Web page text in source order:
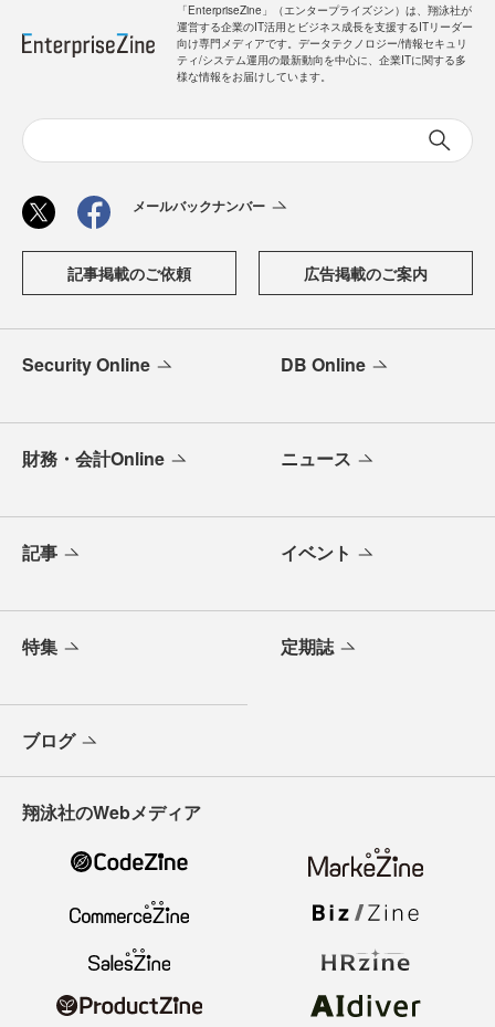
「EnterpriseZine」（エンタープライズジン）は、翔泳社が
運営する企業のIT活用とビジネス成長を支援するITリーダー
向け専門メディアです。データテクノロジー/情報セキュリ
ティ/システム運用の最新動向を中心に、企業ITに関する多
様な情報をお届けしています。
メールバックナンバー
記事掲載のご依頼 広告掲載のご案内
Security Online DB Online
財務・会計Online ニュース
記事 イベント
特集 定期誌
ブログ
翔泳社のWebメディア